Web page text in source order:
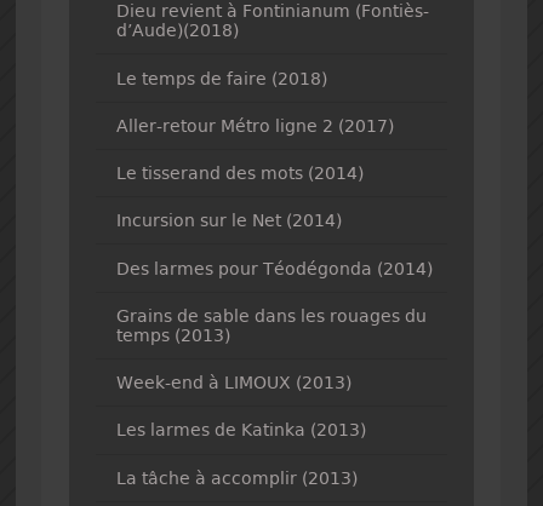
Dieu revient à Fontinianum (Fontiès-
d’Aude)(2018)
Le temps de faire (2018)
Aller-retour Métro ligne 2 (2017)
Le tisserand des mots (2014)
Incursion sur le Net (2014)
Des larmes pour Téodégonda (2014)
Grains de sable dans les rouages du
temps (2013)
Week-end à LIMOUX (2013)
Les larmes de Katinka (2013)
La tâche à accomplir (2013)